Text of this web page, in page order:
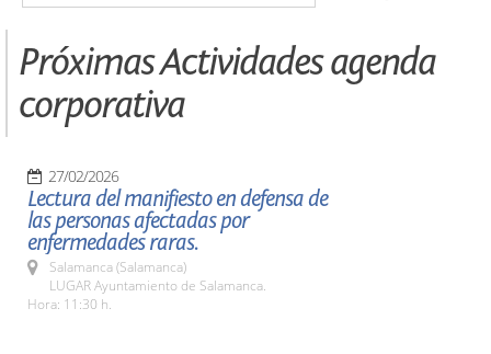
Próximas Actividades agenda
corporativa
27/02/2026
Lectura del manifiesto en defensa de
las personas afectadas por
enfermedades raras.
Salamanca (Salamanca)
LUGAR Ayuntamiento de Salamanca.
Hora: 11:30 h.